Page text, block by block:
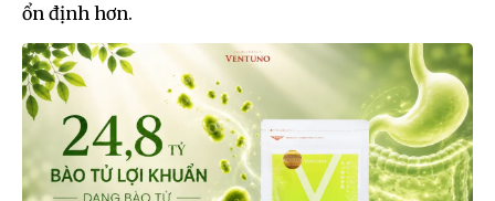
ổn định hơn.